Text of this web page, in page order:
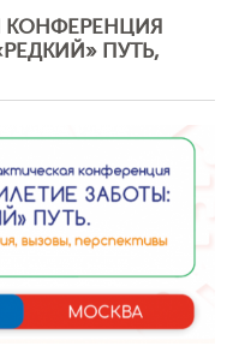
КОНФЕРЕНЦИЯ
ПУТЬ,